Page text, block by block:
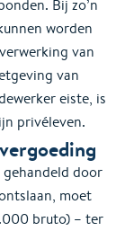
Bij zo’n
worden
van
van
eiste, is
privéleven.
door
moet
bruto) – ter